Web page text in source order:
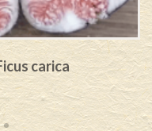
carica